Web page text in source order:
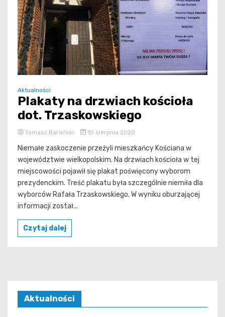
Aktualności
Plakaty na drzwiach kościoła
dot. Trzaskowskiego
Tomasz Barański 10 sierpnia 2020
Niemałe zaskoczenie przeżyli mieszkańcy Kościana w
województwie wielkopolskim. Na drzwiach kościoła w tej
miejscowości pojawił się plakat poświęcony wyborom
prezydenckim. Treść plakatu była szczególnie niemiła dla
wyborców Rafała Trzaskowskiego. W wyniku oburzającej
informacji został...
Czytaj dalej
Aktualności